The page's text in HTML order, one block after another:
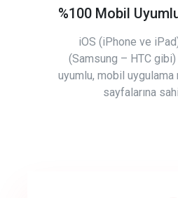
%100 Mobil
iOS (iPhone ve
(Samsung – HTC
uyumlu, mobil uygulama
sayfalarına